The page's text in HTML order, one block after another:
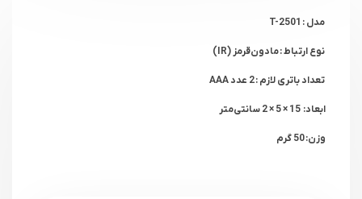
مدل : T-2501
نوع ارتباط : مادون‌قرمز (IR)
تعداد باتری لازم : 2 عدد AAA
ابعاد: 15 × 5 × 2 سانتی‌متر
وزن: 50 گرم